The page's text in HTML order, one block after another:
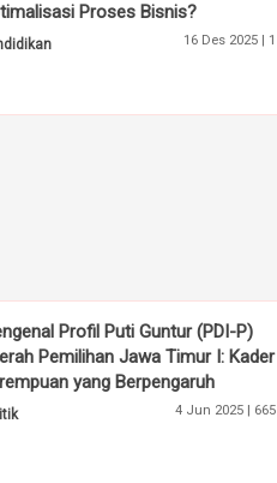
Proses Bisnis?
16 Des 2025 | 1
Profil Puti Guntur (PDI-P)
Pemilihan Jawa Timur I: Kader
yang Berpengaruh
4 Jun 2025 | 665